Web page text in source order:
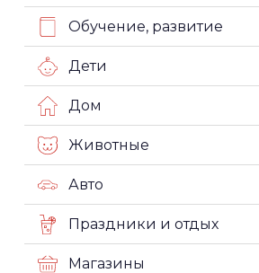
Обучение, развитие
Дети
Дом
Животные
Авто
Праздники и отдых
Магазины